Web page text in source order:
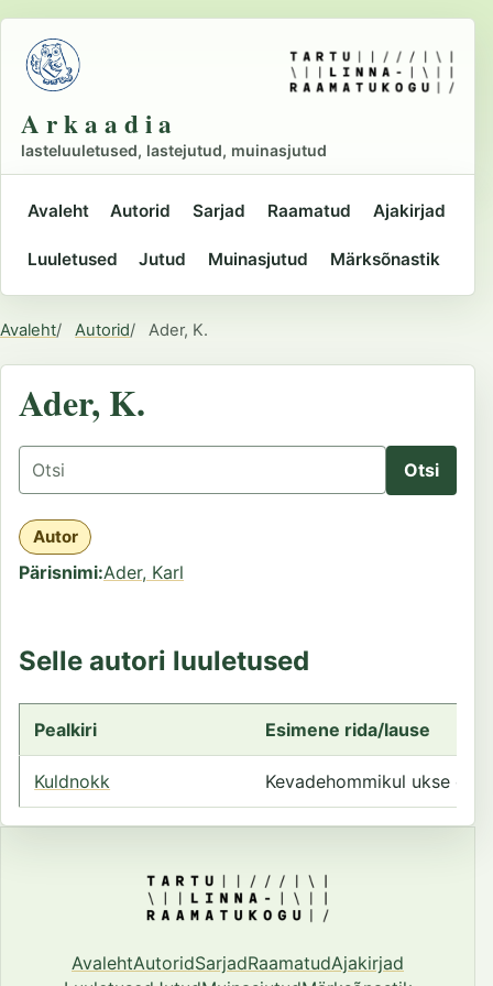
Liigu
põhisisu
juurde
A r k a a d i a
lasteluuletused, lastejutud, muinasjutud
Peamine
navigatsioon
Avaleht Autorid Sarjad Raamatud Ajakirjad
Luuletused Jutud Muinasjutud Märksõnastik
Asukoht
Avaleht Autorid Ader, K.
Ader, K.
Otsing
Autor
Pärisnimi Ader, Karl
Selle autori luuletused
Pealkiri Esimene rida/lause
Kuldnokk Kevadehommikul ukse ees
AvalehtAutoridSarjadRaamatudAjakirjad